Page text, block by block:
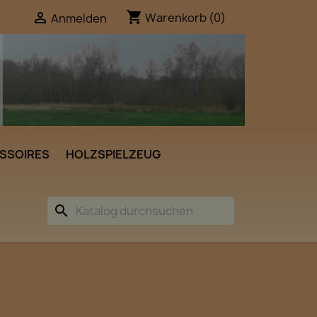
 Anmelden shopping_cart Warenkorb (0)
HOLZSPIELZEUG
search